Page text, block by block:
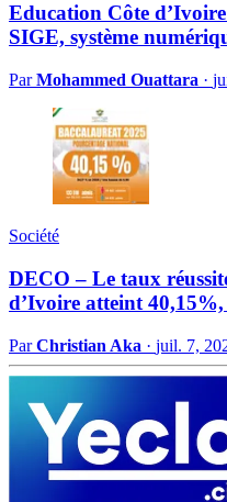
Education Côte
SIGE, système
ParMohammed Ouattara ·
Société
DECO – Le taux
d’Ivoire atteint 40,15%,
ParChristian Aka · juil. 7,